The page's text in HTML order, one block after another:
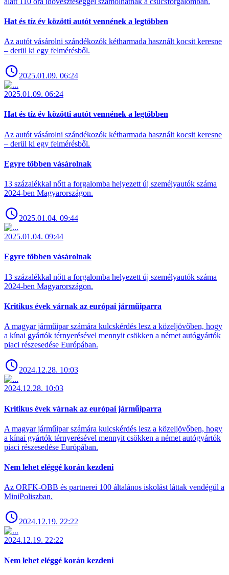
Hat és tíz év közötti autót vennének a legtöbben
Az autót vásárolni szándékozók kétharmada használt kocsit keresne
– derül ki egy felmérésből.
2025.01.09. 06:24
2025.01.09. 06:24
Hat és tíz év közötti autót vennének a legtöbben
Az autót vásárolni szándékozók kétharmada használt kocsit keresne
– derül ki egy felmérésből.
Egyre többen vásárolnak
13 százalékkal nőtt a forgalomba helyezett új személyautók száma
2024-ben Magyarországon.
2025.01.04. 09:44
2025.01.04. 09:44
Egyre többen vásárolnak
13 százalékkal nőtt a forgalomba helyezett új személyautók száma
2024-ben Magyarországon.
Kritikus évek várnak az európai járműiparra
A magyar járműipar számára kulcskérdés lesz a közeljövőben, hogy
a kínai gyártók térnyerésével mennyit csökken a német autógyártók
piaci részesedése Európában.
2024.12.28. 10:03
2024.12.28. 10:03
Kritikus évek várnak az európai járműiparra
A magyar járműipar számára kulcskérdés lesz a közeljövőben, hogy
a kínai gyártók térnyerésével mennyit csökken a német autógyártók
piaci részesedése Európában.
Nem lehet eléggé korán kezdeni
Az ORFK-OBB és partnerei 100 általános iskolást láttak vendégül a
MiniPoliszban.
2024.12.19. 22:22
2024.12.19. 22:22
Nem lehet eléggé korán kezdeni